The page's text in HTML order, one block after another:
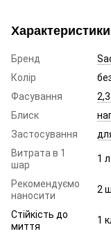
Характеристики
Бренд
Колір
Фасування
Блиск
Застосування
Витрата в 1
шар
1
Рекомендуємо
наносити
2
Стійкість до
миття
1